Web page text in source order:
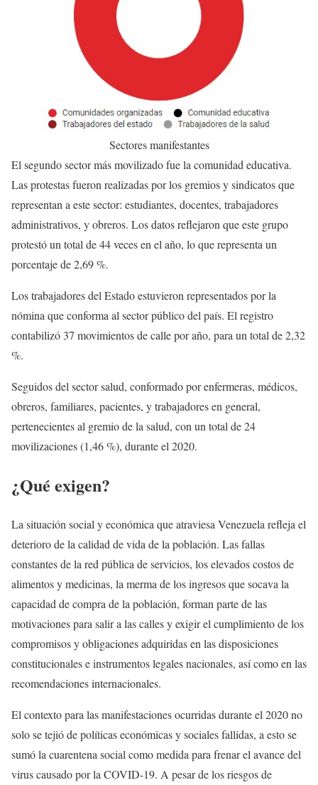
Sectores manifestantes
El segundo sector más movilizado fue la comunidad educativa.
Las protestas fueron realizadas por los gremios y sindicatos que
representan a este sector: estudiantes, docentes, trabajadores
administrativos, y obreros. Los datos reflejaron que este grupo
protestó un total de 44 veces en el año, lo que representa un
porcentaje de 2,69 %.
Los trabajadores del Estado estuvieron representados por la
nómina que conforma al sector público del país. El registro
contabilizó 37 movimientos de calle por año, para un total de 2,32
%.
Seguidos del sector salud, conformado por enfermeras, médicos,
obreros, familiares, pacientes, y trabajadores en general,
pertenecientes al gremio de la salud, con un total de 24
movilizaciones (1,46 %), durante el 2020.
¿Qué exigen?
La situación social y económica que atraviesa Venezuela refleja el
deterioro de la calidad de vida de la población. Las fallas
constantes de la red pública de servicios, los elevados costos de
alimentos y medicinas, la merma de los ingresos que socava la
capacidad de compra de la población, forman parte de las
motivaciones para salir a las calles y exigir el cumplimiento de los
compromisos y obligaciones adquiridas en las disposiciones
constitucionales e instrumentos legales nacionales, así como en las
recomendaciones internacionales.
El contexto para las manifestaciones ocurridas durante el 2020 no
solo se tejió de políticas económicas y sociales fallidas, a esto se
sumó la cuarentena social como medida para frenar el avance del
virus causado por la COVID-19. A pesar de los riesgos de